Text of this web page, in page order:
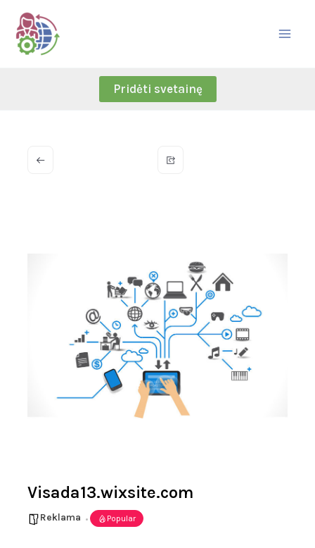
Skip
content
Pridėti svetainę
Visada13.wixsite.com
Reklama Popular